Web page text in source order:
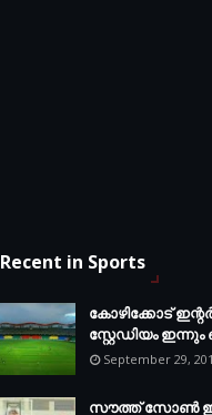
Recent in Sports
കോഴിക്കോട്
സ്റ്റേഡിയം
September 29,
സൗത്ത് സോണ്‍